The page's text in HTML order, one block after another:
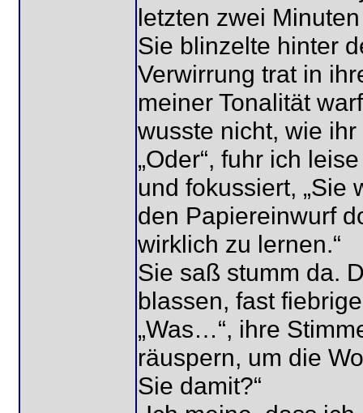
letzten zwei
Sie blinzelte hinter
Verwirrung trat in
meiner Tonalität
wusste nicht, wie
„Oder“, fuhr ich
und fokussiert, „Sie
den Papiereinwurf
wirklich zu lernen.“
Sie saß stumm da.
blassen, fast
„Was…“, ihre
räuspern, um die
Sie damit?“